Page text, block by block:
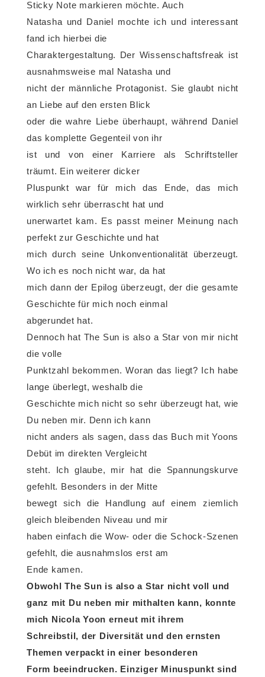
Sticky Note markieren möchte. Auch
Natasha und Daniel mochte ich und interessant
fand ich hierbei die
Charaktergestaltung. Der Wissenschaftsfreak ist
ausnahmsweise mal Natasha und
nicht der männliche Protagonist. Sie glaubt nicht
an Liebe auf den ersten Blick
oder die wahre Liebe überhaupt, während Daniel
das komplette Gegenteil von ihr
ist und von einer Karriere als Schriftsteller
träumt. Ein weiterer dicker
Pluspunkt war für mich das Ende, das mich
wirklich sehr überrascht hat und
unerwartet kam. Es passt meiner Meinung nach
perfekt zur Geschichte und hat
mich durch seine Unkonventionalität überzeugt.
Wo ich es noch nicht war, da hat
mich dann der Epilog überzeugt, der die gesamte
Geschichte für mich noch einmal
abgerundet hat.
Dennoch hat The Sun is also a Star von mir nicht
die volle
Punktzahl bekommen. Woran das liegt? Ich habe
lange überlegt, weshalb die
Geschichte mich nicht so sehr überzeugt hat, wie
Du neben mir. Denn ich kann
nicht anders als sagen, dass das Buch mit Yoons
Debüt im direkten Vergleicht
steht. Ich glaube, mir hat die Spannungskurve
gefehlt. Besonders in der Mitte
bewegt sich die Handlung auf einem ziemlich
gleich bleibenden Niveau und mir
haben einfach die Wow- oder die Schock-Szenen
gefehlt, die ausnahmslos erst am
Ende kamen.
Obwohl The Sun is also a Star nicht voll und
ganz mit Du neben mir mithalten kann, konnte
mich Nicola Yoon erneut mit ihrem
Schreibstil, der Diversität und den ernsten
Themen verpackt in einer besonderen
Form beeindrucken. Einziger Minuspunkt sind